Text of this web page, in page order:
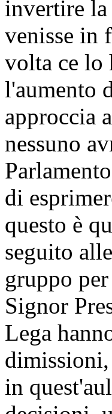
invertire la
venisse in
volta ce lo
l'aumento
approccia
nessuno
di
questo è
seguito
gruppo
Signor
Lega
in